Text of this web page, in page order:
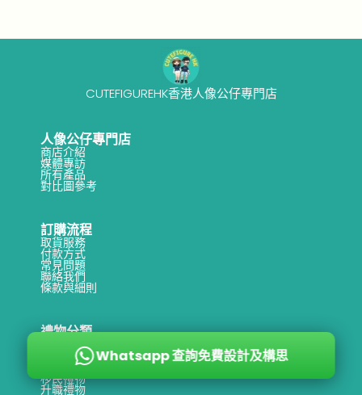
Whatsapp 查詢免費設計及構思
c
CUTEFIGUREHK香港人像公仔專門店
人像公仔專門店
商店介紹
媒體專訪
所有產品
對比圖參考
訂購流程
取貨服務
付款方式
常見問題
聯絡我們
條款與細則
禮物分類
退休禮物
紀律部隊公仔
醫護禮物
移民禮物
升職禮物